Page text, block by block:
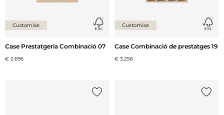
Customise
Case Prestatgeria Combinació 07
€ 2.696
Customise
Case Combinació de prestatges 19
€ 3.256